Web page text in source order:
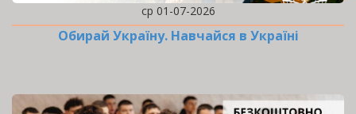
ср 01-07-2026
Обирай Україну. Навчайся в Україні